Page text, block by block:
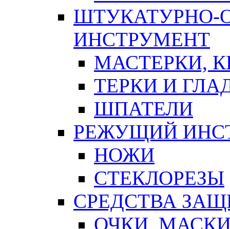
ШТУКАТУРНО-
ИНСТРУМЕНТ
МАСТЕРКИ,
ТЕРКИ И
ШПАТЕЛИ
РЕЖУЩИЙ
НОЖИ
СТЕКЛОРЕЗЫ
СРЕДСТВА
ОЧКИ,